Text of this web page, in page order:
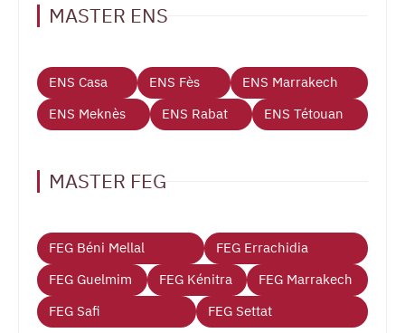
MASTER ENS
ENS Casa ENS Fès
ENS Marrakech
ENS Meknès
ENS Rabat ENS Tétouan
MASTER FEG
FEG Béni Mellal
FEG Errachidia
FEG Guelmim
FEG Kénitra
FEG Marrakech
FEG Safi
FEG Settat